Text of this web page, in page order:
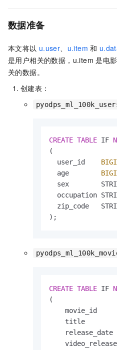
数据准备
本文将以 u.user、 u.item 和
是用户相关的数据，u.item 是电
关的数据。
创建表：
CREATE TABLE IF
(
  user_id
  age
sex
occupation
zip_code
);
CREATE TABLE IF
(
title
release_date